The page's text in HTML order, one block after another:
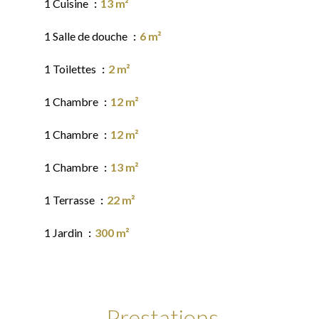
1 Cuisine 13 m²
1 Salle de douche 6 m²
1 Toilettes 2 m²
1 Chambre 12 m²
1 Chambre 12 m²
1 Chambre 13 m²
1 Terrasse 22 m²
1 Jardin 300 m²